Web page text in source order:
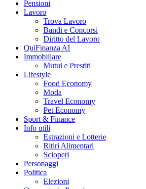
Pensioni
Lavoro
Trova Lavoro
Bandi e Concorsi
Diritto del Lavoro
QuiFinanza AI
Immobiliare
Mutui e Prestiti
Lifestyle
Food Economy
Moda
Travel Economy
Pet Economy
Sport & Finance
Info utili
Estrazioni e Lotterie
Ritiri Alimentari
Scioperi
Personaggi
Politica
Elezioni